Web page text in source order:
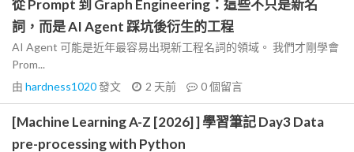
從 Prompt 到 Graph Engineering：這些不只是新名
詞，而是 AI Agent 踩坑後衍生的工程
AI Agent 可能是近年最容易出現新工程名詞的領域。 我們才剛學會
Prom...
由 hardness1020發文 2 天前 0個留言
[Machine Learning A-Z [2026] ] 學習筆記 Day3 Data
pre-processing with Python